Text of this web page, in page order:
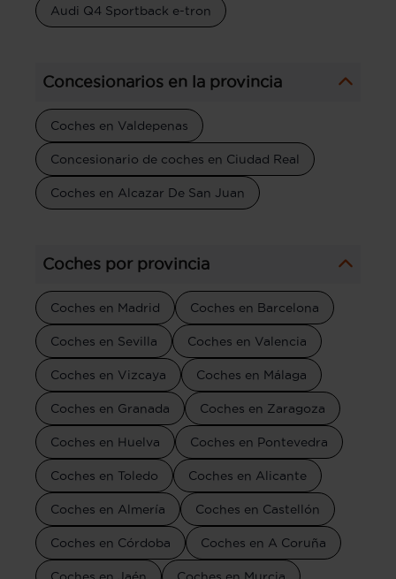
Audi Q4 Sportback e-tron
Concesionarios en la provincia
Coches en Valdepenas
Concesionario de coches en Ciudad Real
Coches en Alcazar De San Juan
Coches por provincia
Coches en Madrid Coches en Barcelona
Coches en Sevilla Coches en Valencia
Coches en Vizcaya Coches en Málaga
Coches en Granada Coches en Zaragoza
Coches en Huelva Coches en Pontevedra
Coches en Toledo Coches en Alicante
Coches en Almería Coches en Castellón
Coches en Córdoba Coches en A Coruña